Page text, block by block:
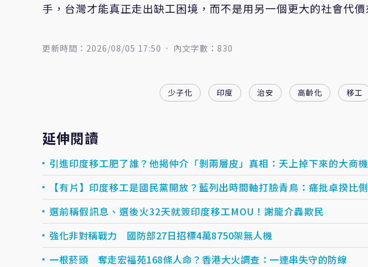
手，台灣才能真正走出缺工困境，而不是用另一個更大的社會代價
更新時間：2026/08/05 17:50 內文字數：830
少子化 印度 治安 高齡化 移工
延伸閱讀
引進印度移工肥了誰？他揭仲介「剝兩層皮」真相：天上掉下來的大商機
【有片】印度移工是國民黨開放？藍列出時間軸打臉青鳥：痛批卓揆比
選前稱假訊息、選後火32天就簽印度移工MOU！謝龍介轟欺民
強化非對稱戰力 國防部27日招標4萬8750架無人機
一根菸頭 奪走宏福苑168條人命？香港大火調查：一連串失守的防線